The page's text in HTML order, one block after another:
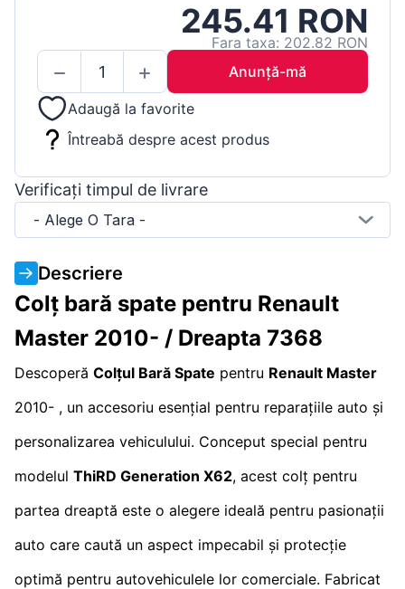
245.41 RON
Fara taxa: 202.82 RON
Anunță-mă
Adaugă la favorite
Întreabă despre acest produs
Verificați timpul de livrare
- Alege O Tara -
Descriere
Colț bară spate pentru Renault
Master 2010- / Dreapta 7368
Descoperă Colțul Bară Spate pentru Renault Master
2010- , un accesoriu esențial pentru reparațiile auto și
personalizarea vehiculului. Conceput special pentru
modelul ThiRD Generation X62, acest colț pentru
partea dreaptă este o alegere ideală pentru pasionații
auto care caută un aspect impecabil și protecție
optimă pentru autovehiculele lor comerciale. Fabricat